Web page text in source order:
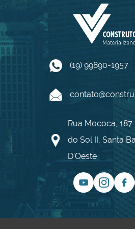
(19) 99890-1957
Rua Mococa,
do Sol II, Santa
D'Oeste